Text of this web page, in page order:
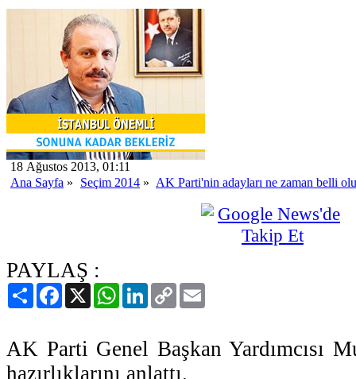
18 Ağustos 2013, 01:11
Ana Sayfa » Seçim 2014 » AK Parti'nin adayları ne zaman belli
PAYLAŞ :
PaylaşFacebook
X WhatsAppLinkedIn
Copy
Link
AK Parti Genel Başkan Yardımcısı
hazırlıklarını anlattı.